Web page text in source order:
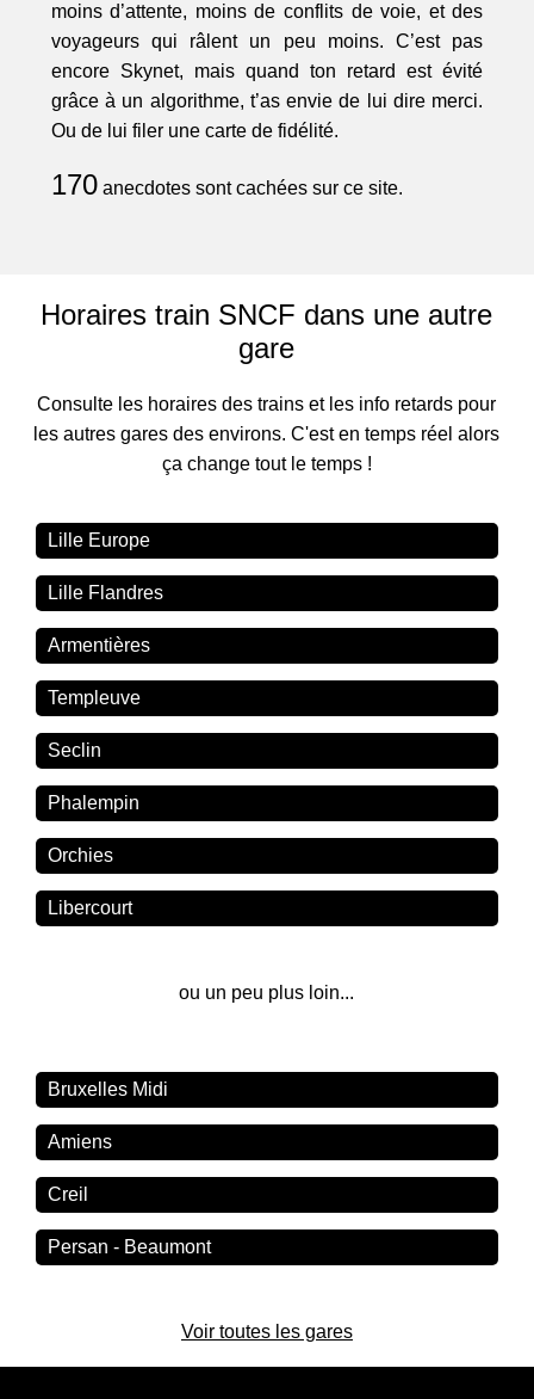
moins d’attente, moins de conflits de voie, et des
voyageurs qui râlent un peu moins. C’est pas
encore Skynet, mais quand ton retard est évité
grâce à un algorithme, t’as envie de lui dire merci.
Ou de lui filer une carte de fidélité.
170anecdotes sont cachées sur ce site.
Horaires train SNCF dans une autre
gare
Consulte les horaires des trains et les info retards pour
les autres gares des environs. C'est en temps réel alors
ça change tout le temps !
Lille Europe
Lille Flandres
Armentières
Templeuve
Seclin
Phalempin
Orchies
Libercourt
ou un peu plus loin...
Bruxelles Midi
Amiens
Creil
Persan - Beaumont
Voir toutes les gares